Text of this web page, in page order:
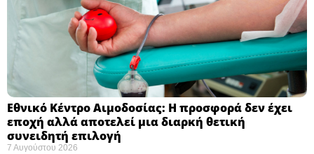
Εθνικό Κέντρο Αιμοδοσίας: H προσφορά δεν έχει
εποχή αλλά αποτελεί μια διαρκή θετική
συνειδητή επιλογή ​
7 Αυγούστου 2026